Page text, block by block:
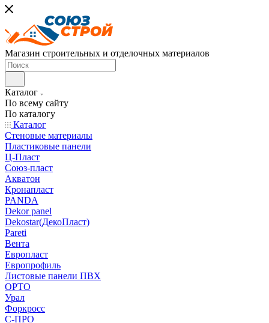
Магазин строительных и отделочных материалов
Каталог
По всему сайту
По каталогу
Каталог
Стеновые материалы
Пластиковые панели
Ц-Пласт
Союз-пласт
Акватон
Кронапласт
PANDA
Dekor panel
Dekostar(ДекоПласт)
Pareti
Вента
Европласт
Европрофиль
Листовые панели ПВХ
ОРТО
Урал
Форкросс
С-ПРО